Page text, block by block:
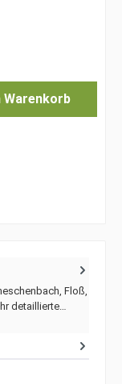
Warenkorb
Floß,
detaillierte…